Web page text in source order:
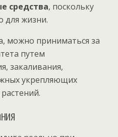
средства, поскольку
для жизни.
можно приниматься за
путем
закаливания,
укрепляющих